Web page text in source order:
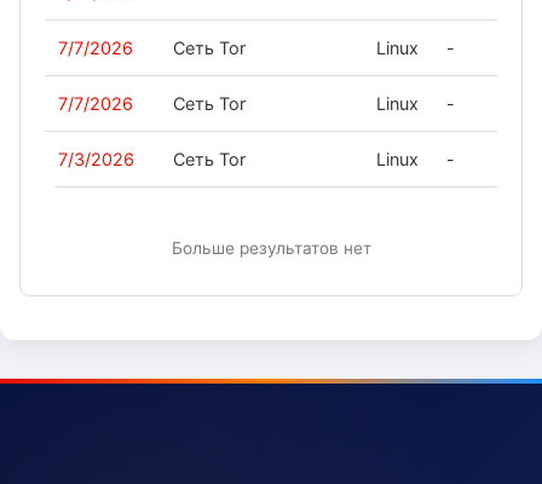
7/7/2026 Сеть Tor Linux -
7/7/2026 Сеть Tor Linux -
7/3/2026 Сеть Tor Linux -
Больше результатов нет